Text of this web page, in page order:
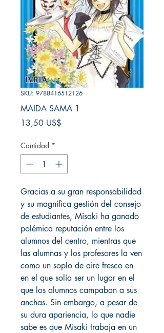
SKU: 9788416512126
MAIDA SAMA 1
13,50 US$
Cantidad *
Gracias a su gran responsabilidad
y su magnífica gestión del consejo
de estudiantes, Misaki ha ganado
polémica reputación entre los
alumnos del centro, mientras que
las alumnas y los profesores la ven
como un soplo de aire fresco en
en el que solía ser un lugar en el
que los alumnos campaban a sus
anchas. Sin embargo, a pesar de
su dura apariencia, lo que nadie
sabe es que Misaki trabaja en un